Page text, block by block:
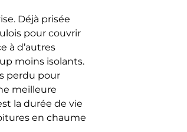
Déjà prisée
pour couvrir
à d’autres
moins isolants.
perdu pour
meilleure
la durée de vie
en chaume